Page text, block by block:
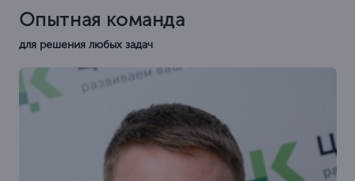
Опытная команда
для решения любых задач